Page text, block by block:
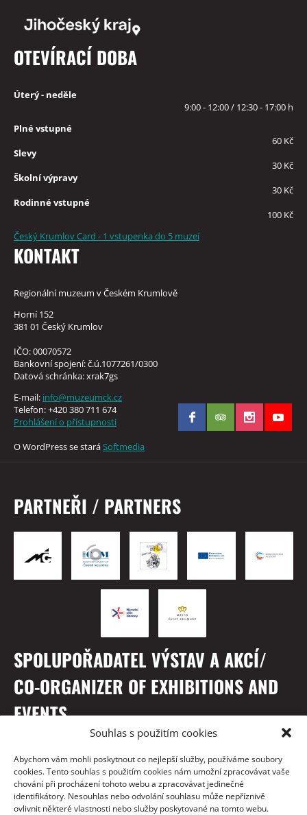
Souhlas s použitím cookies
Abychom vám mohli poskytnout co nejlepší služby, používáme soubory
cookies. Tento souhlas s použitím cookies nám umožní zpracovávat vaše
chování při procházení tohoto webu a zpracovávat jedinečné
identifikátory. Nesouhlas nebo odvolání souhlasu může nepříznivě
ovlivnit některé vlastnosti nebo služby poskytované na tomto webu.
OTEVÍRACÍ DOBA
Úterý - neděle
9:00 - 12:00 / 12:30 - 17:00 h
Plné vstupné
60 Kč
Slevy
30 Kč
Školní výpravy
30 Kč
Rodinné vstupné
100 Kč
Český Krumlov Card - 1 vstupenka do 5 muzeí
KONTAKT
Regionální muzeum v Českém Krumlově
Horní 152
381 01 Český Krumlov
IČO: 00070572
Bankovní spojení: č.ú.1077261/0300
Datová schránka: xrak7gs
E-mail: info@muzeumck.cz
Telefon: +420 380 711 674
Prohlášení o přístupnosti
O WordPress se staráSoftmedia
PARTNEŘI / PARTNERS
SPOLUPOŘADATEL VÝSTAV A AKCÍ/
CO-ORGANIZER OF EXHIBITIONS AND
EVENTS